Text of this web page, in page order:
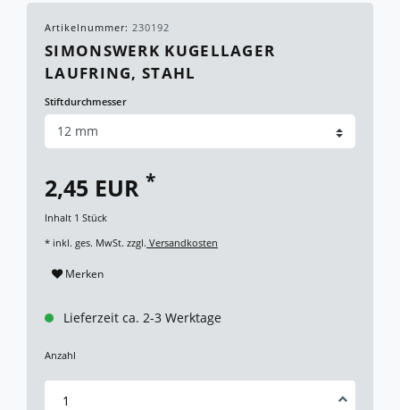
Artikelnummer: 230192
SIMONSWERK KUGELLAGER
LAUFRING, STAHL
Stiftdurchmesser
2,45 EUR *
Inhalt 1 Stück
* inkl. ges. MwSt. zzgl. Versandkosten
Merken
Lieferzeit ca. 2-3 Werktage
Anzahl